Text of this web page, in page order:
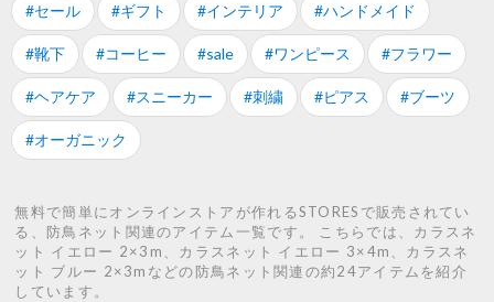
#セール #ギフト #インテリア #ハンドメイド
#靴下 #コーヒー #sale #ワンピース #フラワー
#ヘアケア #スニーカー #刺繍 #ピアス #ブーツ
#オーガニック
無料で簡単にオンラインストアが作れるSTORESで販売されてい
る、防鳥ネット関連のアイテム一覧です。 こちらでは、カラスネ
ット イエロー 2×3m、カラスネット イエロー 3×4m、カラスネ
ット ブルー 2×3mなどの防鳥ネット関連の約24アイテムを紹介
しています。